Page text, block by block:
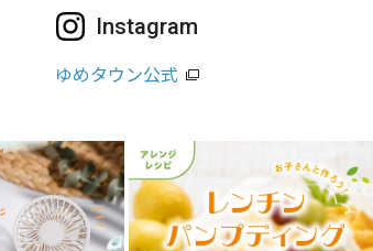
Instagram
ゆめタウン公式